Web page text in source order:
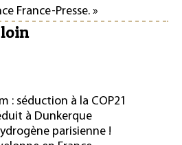
France-Presse. »
: séduction à la COP21
à Dunkerque
parisienne !